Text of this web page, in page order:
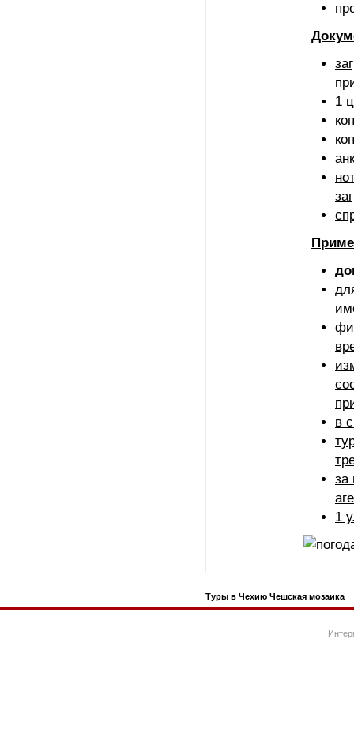
1
в
за
1
Туры в Чехию Чешская мозаика